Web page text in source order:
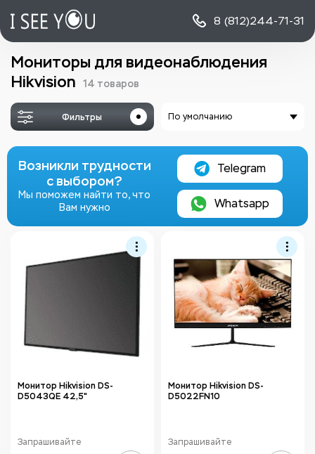
8 (812)244-71-31
Мониторы для видеонаблюдения
Hikvision
14 товаров
Фильтры По умолчанию
Возникли трудности
с выбором?
Мы поможем найти то, что
Вам нужно
Telegram
Whatsapp
Монитор Hikvision DS-
D5043QE 42,5"
Запрашивайте
Монитор Hikvision DS-
D5022FN10
Запрашивайте